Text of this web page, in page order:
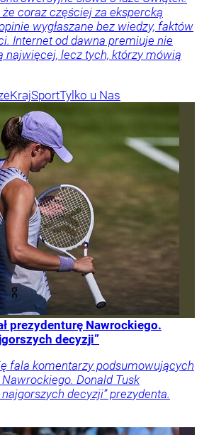
że coraz częściej za ekspercką
wygłaszane bez wiedzy, faktów
Internet od dawna premiuje nie
najwięcej, lecz tych, którzy mówią
KrajSportTylko u Nas
prezydenturę Nawrockiego.
decyzji”
fala komentarzy podsumowujących
Donald Tusk
najgorszych decyzji” prezydenta.